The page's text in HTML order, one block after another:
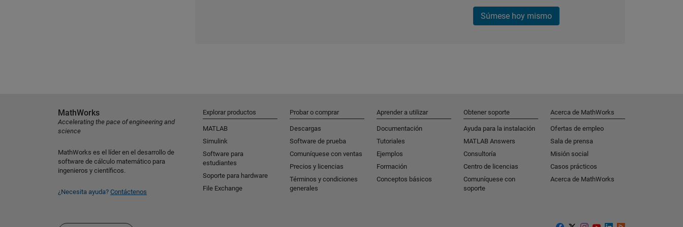
Súmese hoy mismo
MathWorks
Accelerating the pace of engineering and
science
MathWorks es el líder en el desarrollo de
software de cálculo matemático para
ingenieros y científicos.
¿Necesita ayuda? Contáctenos
Explorar productos
MATLAB
Simulink
Software para
estudiantes
Soporte para hardware
File Exchange
Probar o comprar
Descargas
Software de prueba
Comuníquese con ventas
Precios y licencias
Términos y condiciones
generales
Aprender a utilizar
Documentación
Tutoriales
Ejemplos
Formación
Conceptos básicos
Obtener soporte
Ayuda para la instalación
MATLAB Answers
Consultoría
Centro de licencias
Comuníquese con
soporte
Acerca de MathWorks
Ofertas de empleo
Sala de prensa
Misión social
Casos prácticos
Acerca de MathWorks